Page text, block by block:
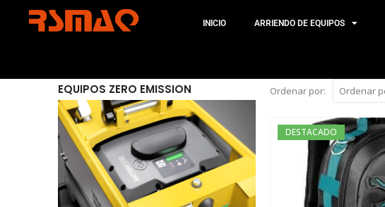
INICIO ARRIENDO DE EQUIPOS
Ordenar por:
DESTACADO
EQUIPOS ZERO EMISSION